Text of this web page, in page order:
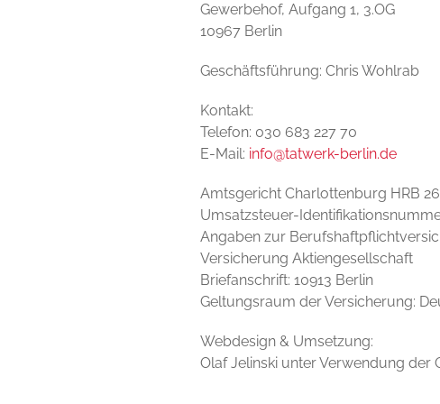
Gewerbehof, Aufgang 1, 3.OG
10967 Berlin
Geschäftsführung: Chris Wohlrab
Kontakt:
Telefon: 030 683 227 70
E-Mail: info@tatwerk-berlin.de
Amtsgericht Charlottenburg HRB
Umsatzsteuer-
Angaben zur
Versicherung Aktiengesellschaft
Briefanschrift: 10913 Berlin
Geltungsraum der Versicherung:
Webdesign & Umsetzung:
Olaf Jelinski unter Verwendung der